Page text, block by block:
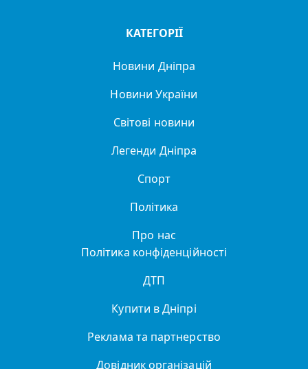
КАТЕГОРІЇ
Новини Дніпра
Новини України
Світові новини
Легенди Дніпра
Спорт
Політика
Про нас
Політика конфіденційності
ДТП
Купити в Дніпрі
Реклама та партнерство
Довідник організацій